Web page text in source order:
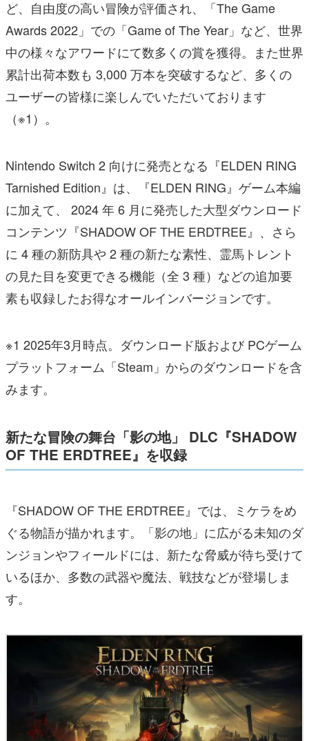
ど、自由度の高い冒険が評価され、「The Game
Awards 2022」での「Game of The Year」など、世界
中の様々なアワードにて数多くの賞を獲得。また世界
累計出荷本数も 3,000 万本を突破するなど、多くの
ユーザーの皆様に楽しんでいただいております
（※1）。
Nintendo Switch 2 向けに発売となる『ELDEN RING
Tarnished Edition』は、『ELDEN RING』ゲーム本編
に加えて、 2024 年 6 月に発売した大型ダウンロード
コンテンツ『SHADOW OF THE ERDTREE』、さら
に 4 種の新防具や 2 種の新たな素性、霊馬トレント
の見た目を変更できる機能（全 3 種）などの追加要
素も収録したお得なオールインバージョンです。
※1 2025年3月時点。ダウンロード版および PCゲーム
プラットフォーム「Steam」からのダウンロードを含
みます。
新たな冒険の舞台「影の地」 DLC『SHADOW
OF THE ERDTREE』を収録
『SHADOW OF THE ERDTREE』では、ミケラをめ
ぐる物語が描かれます。「影の地」に広がる未知のダ
ンジョンやフィールドには、新たな脅威が待ち受けて
いるほか、多数の武器や魔法、戦技などが登場しま
す。